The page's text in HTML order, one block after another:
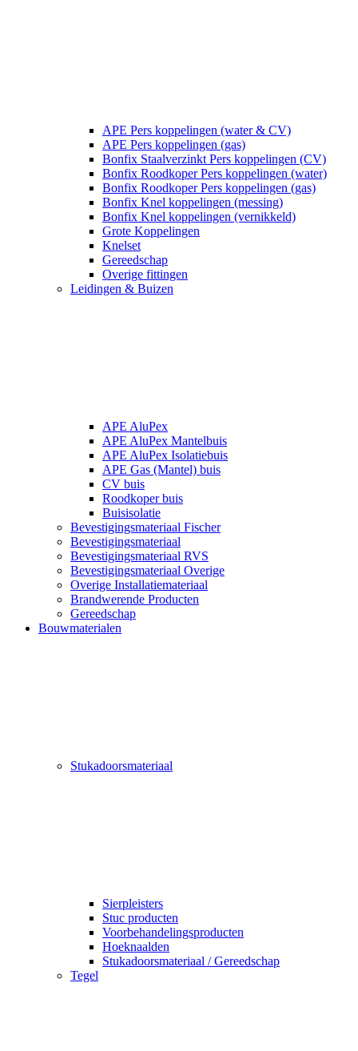
APE Pers koppelingen (water & CV)
APE Pers koppelingen (gas)
Bonfix Staalverzinkt Pers koppelingen (CV)
Bonfix Roodkoper Pers koppelingen (water)
Bonfix Roodkoper Pers koppelingen (gas)
Bonfix Knel koppelingen (messing)
Bonfix Knel koppelingen (vernikkeld)
Grote Koppelingen
Knelset
Gereedschap
Overige fittingen
Leidingen & Buizen
APE AluPex
APE AluPex Mantelbuis
APE AluPex Isolatiebuis
APE Gas (Mantel) buis
CV buis
Roodkoper buis
Buisisolatie
Bevestigingsmateriaal Fischer
Bevestigingsmateriaal
Bevestigingsmateriaal RVS
Bevestigingsmateriaal Overige
Overige Installatiemateriaal
Brandwerende Producten
Gereedschap
Bouwmaterialen
Stukadoorsmateriaal
Sierpleisters
Stuc producten
Voorbehandelingsproducten
Hoeknaalden
Stukadoorsmateriaal / Gereedschap
Tegel